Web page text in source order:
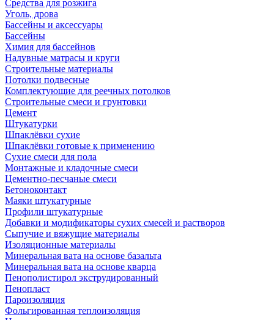
Средства для розжига
Уголь, дрова
Бассейны и аксессуары
Бассейны
Химия для бассейнов
Надувные матрасы и круги
Строительные материалы
Потолки подвесные
Комплектующие для реечных потолков
Строительные смеси и грунтовки
Цемент
Штукатурки
Шпаклёвки сухие
Шпаклёвки готовые к применению
Сухие смеси для пола
Монтажные и кладочные смеси
Цементно-песчаные смеси
Бетоноконтакт
Маяки штукатурные
Профили штукатурные
Добавки и модификаторы сухих смесей и растворов
Сыпучие и вяжущие материалы
Изоляционные материалы
Минеральная вата на основе базальта
Минеральная вата на основе кварца
Пенополистирол экструдированный
Пенопласт
Пароизоляция
Фольгированная теплоизоляция